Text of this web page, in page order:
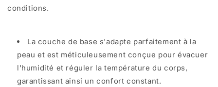
conditions.
La couche de base s'adapte parfaitement à la
peau et est méticuleusement conçue pour évacuer
l'humidité et réguler la température du corps,
garantissant ainsi un confort constant.